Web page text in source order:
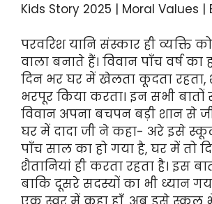
Kids Story 2025 | Moral Values |
परवरिश यानि संस्कार ही व्यक्ति
वाला बनाते हैं। विवान पाँच वर्ष का
दिन भर घर में खेलता कूदता रहता,
भरपूर किया करता। इन सभी
विवान अपना बचपन बड़ी शान से जी
घर में दादा जी ने कहा- अरे इसे
पाँच साल का हो गया है, घर में तो
शैतानियां ही करता रहता है। इस
बाकि दूसरे सदस्यों का भी ध्यान